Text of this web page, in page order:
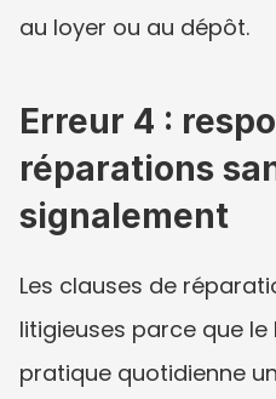
au loyer ou au dépôt.
Erreur 4 :
réparations
signalement
Les clauses de
litigieuses parce que
pratique quotidienne